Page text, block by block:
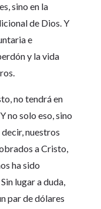
sino en la
de Dios. Y
e
y la vida
no tendrá en
no solo eso, sino
nuestros
a Cristo,
ha sido
lugar a duda,
par de dólares